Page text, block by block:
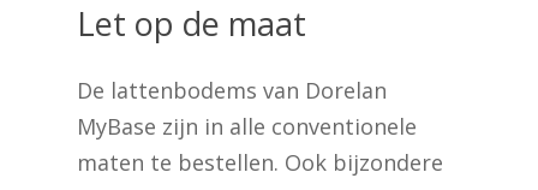
Let op de maat
De lattenbodems van Dorelan
MyBase zijn in alle conventionele
maten te bestellen. Ook bijzondere